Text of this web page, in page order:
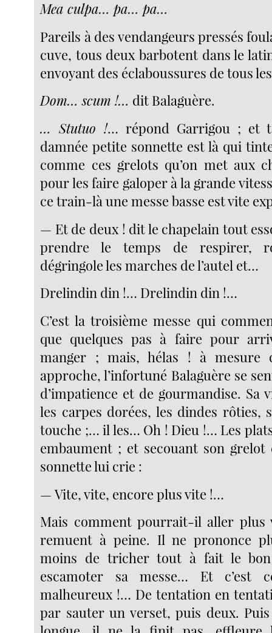
Mea culpa… pa… pa…
Pareils à des vendangeurs pressés
cuve, tous deux barbotent dans le
envoyant des éclaboussures de tous
Dom… scum !… dit Balaguère.
… Stutuo !… répond Garrigou ; et
damnée petite sonnette est là qui
comme ces grelots qu’on met aux
pour les faire galoper à la grande
ce train-là une messe basse est vite
— Et de deux ! dit le chapelain tout
prendre le temps de respirer,
dégringole les marches de l’autel et…
Drelindin din !… Drelindin din !…
C’est la troisième messe qui
que quelques pas à faire pour
manger ; mais, hélas ! à mesure
approche, l’infortuné Balaguère se
d’impatience et de gourmandise. Sa
les carpes dorées, les dindes rôties,
touche ;… il les… Oh ! Dieu !… Les
embaument ; et secouant son grelot
sonnette lui crie :
— Vite, vite, encore plus vite !…
Mais comment pourrait-il aller plus
remuent à peine. Il ne prononce
moins de tricher tout à fait le
escamoter sa messe… Et c’est
malheureux !… De tentation en
par sauter un verset, puis deux.